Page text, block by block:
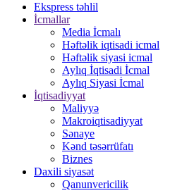
Ekspress təhlil
İcmallar
Media İcmalı
Həftəlik iqtisadi icmal
Həftəlik siyasi icmal
Aylıq İqtisadi İcmal
Aylıq Siyasi İcmal
İqtisadiyyat
Maliyyə
Makroiqtisadiyyat
Sənaye
Kənd təsərrüfatı
Biznes
Daxili siyasət
Qanunvericilik